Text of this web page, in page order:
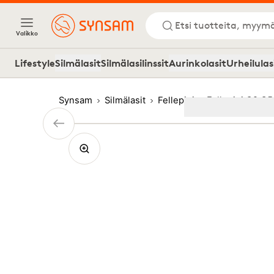
Valikko
Etsi tuotteita,
LifestyleSilmälasitSilmälasilinssitAurinkolasit
Synsam Silmälasit Fellepini Fellepini O9